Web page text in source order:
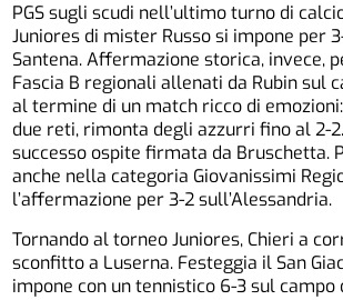
PGS sugli scudi nell’ultimo turno di
Juniores di mister Russo si impone per
Santena. Affermazione storica, invece,
Fascia B regionali allenati da Rubin sul
al termine di un match ricco di
due reti, rimonta degli azzurri fino al 2-
successo ospite firmata da Bruschetta.
anche nella categoria Giovanissimi
l’affermazione per 3-2 sull’Alessandria.
Tornando al torneo Juniores, Chieri a
sconfitto a Luserna. Festeggia il San
impone con un tennistico 6-3 sul campo